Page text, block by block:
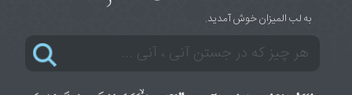
به لب المیزان خوش آمدید.